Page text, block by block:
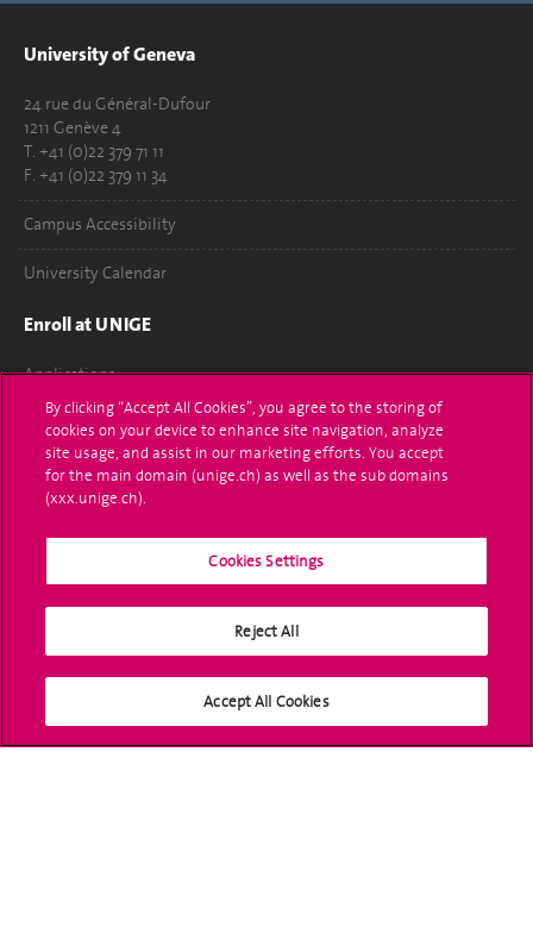
University of Geneva
24 rue du Général-Dufour
1211 Genève 4
T. +41 (0)22 379 71 11
F. +41 (0)22 379 11 34
Campus Accessibility
University Calendar
Enroll at UNIGE
Applications
Administrative procedures
Ask a question
Social Media
By clicking “Accept All Cookies”, you agree to the storing of
cookies on your device to enhance site navigation, analyze
site usage, and assist in our marketing efforts. You accept
for the main domain (unige.ch) as well as the sub domains
(xxx.unige.ch).
Cookies Settings
Reject All
Accept All Cookies